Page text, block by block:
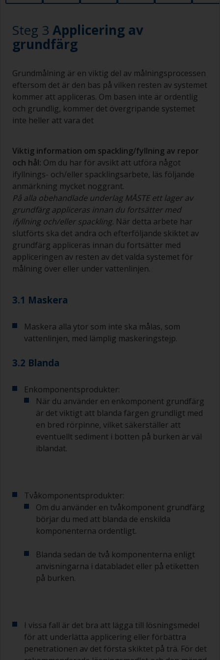
Steg 3 Applicering av
grundfärg
Grundmålning är en viktig del av målningsprocessen
eftersom det är den bas på vilken resten av systemet
kommer att appliceras. Om basen inte är ordentlig
och grundlig, kommer det övergripande systemet
inte heller att vara det
Viktig information om spackling/fyllning av repor
och hål: Om du har för avsikt att utföra något
ifyllnings- och/eller spacklingsarbete, läs följande
anmärkning mycket noggrant.
På alla obehandlade underlag MÅSTE ett lager av
grundfärg appliceras innan du fortsätter med
ifyllning och/eller spackling. När detta arbete har
slutförts ska det andra och efterföljande skiktet av
grundfärg appliceras innan du fortsätter med
appliceringen av resten av det valda systemet för
målning över eller under vattenlinjen.
3.1 Maskera
Maskera alla ytor som inte ska målas, som
vattenlinjen, med lämplig maskeringstejp.
3.2 Blanda
Enkomponentsprodukter:
När du använder en enkomponent grundfärg
är det viktigt att blanda färgen grundligt med
en bred rörpinne, vilket säkerställer att
eventuellt sediment i botten på burken är väl
iblandat.
Tvåkomponentsprodukter:
Om du använder en tvåkomponent grundfärg
börjar du med att blanda de enskilda
komponenterna ordentligt.
Blanda sedan de två komponenterna enligt
anvisningarna i databladet eller på etiketten
på burken.
I vissa fall är det bra att lägga till lösningsmedel
för att underlätta applicering eller förbättra
penetrationen av det första skiktet på trä. För det